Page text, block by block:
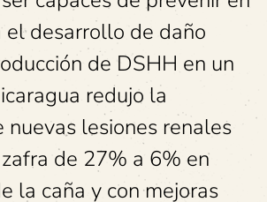
el desarrollo de daño
de DSHH en un
redujo la
nuevas lesiones renales
de 27% a 6% en
la caña y con mejoras